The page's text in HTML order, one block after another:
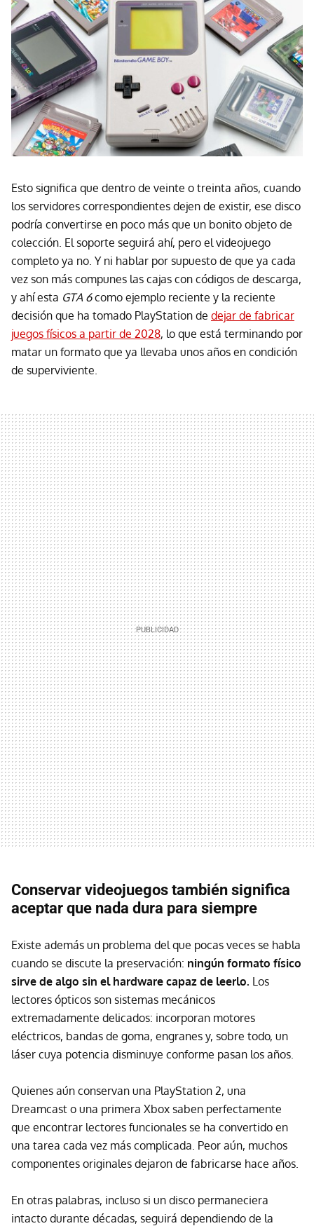
Esto significa que dentro de veinte o treinta años, cuando
los servidores correspondientes dejen de existir, ese disco
podría convertirse en poco más que un bonito objeto de
colección. El soporte seguirá ahí, pero el videojuego
completo ya no. Y ni hablar por supuesto de que ya cada
vez son más compunes las cajas con códigos de descarga,
y ahí esta GTA 6como ejemplo reciente y la reciente
decisión que ha tomado PlayStation de dejar de fabricar
juegos físicos a partir de 2028, lo que está terminando por
matar un formato que ya llevaba unos años en condición
de superviviente.
Conservar videojuegos también significa
aceptar que nada dura para siempre
Existe además un problema del que pocas veces se habla
cuando se discute la preservación: ningún formato físico
sirve de algo sin el hardware capaz de leerlo. Los
lectores ópticos son sistemas mecánicos
extremadamente delicados: incorporan motores
eléctricos, bandas de goma, engranes y, sobre todo, un
láser cuya potencia disminuye conforme pasan los años.
Quienes aún conservan una PlayStation 2, una
Dreamcast o una primera Xbox saben perfectamente
que encontrar lectores funcionales se ha convertido en
una tarea cada vez más complicada. Peor aún, muchos
componentes originales dejaron de fabricarse hace años.
En otras palabras, incluso si un disco permaneciera
intacto durante décadas, seguirá dependiendo de la